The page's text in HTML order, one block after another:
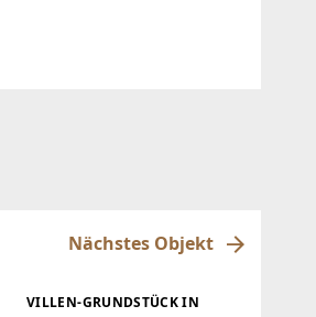
Nächstes Objekt
VILLEN-GRUNDSTÜCK IN